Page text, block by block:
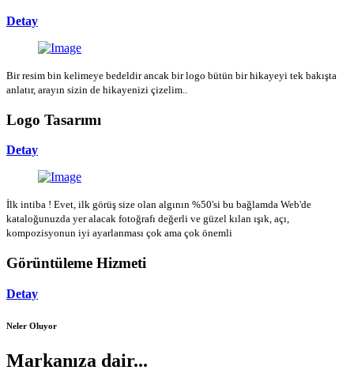
Detay
Bir resim bin kelimeye bedeldir ancak bir logo bütün bir hikayeyi tek bakışta
anlatır, arayın sizin de hikayenizi çizelim..
Logo Tasarımı
Detay
İlk intiba ! Evet, ilk görüş size olan algının %50'si bu bağlamda Web'de
kataloğunuzda yer alacak fotoğrafı değerli ve güzel kılan ışık, açı,
kompozisyonun iyi ayarlanması çok ama çok önemli
Görüntüleme Hizmeti
Detay
Neler Oluyor
Markanıza dair...